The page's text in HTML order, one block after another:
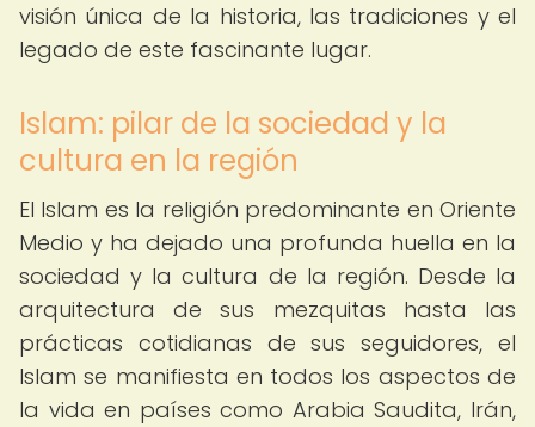
visión única de la historia, las tradiciones y el
legado de este fascinante lugar.
Islam: pilar de la sociedad y la
cultura en la región
El Islam es la religión predominante en Oriente
Medio y ha dejado una profunda huella en la
sociedad y la cultura de la región. Desde la
arquitectura de sus mezquitas hasta las
prácticas cotidianas de sus seguidores, el
Islam se manifiesta en todos los aspectos de
la vida en países como Arabia Saudita, Irán,